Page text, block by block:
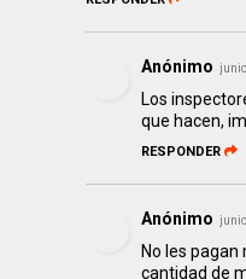
Anónimo
Los
que hacen,
RESPONDER
Anónimo
No les
cantidad de